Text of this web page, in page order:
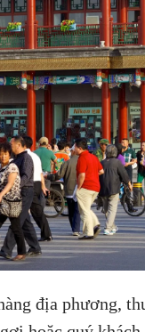
địa phương,